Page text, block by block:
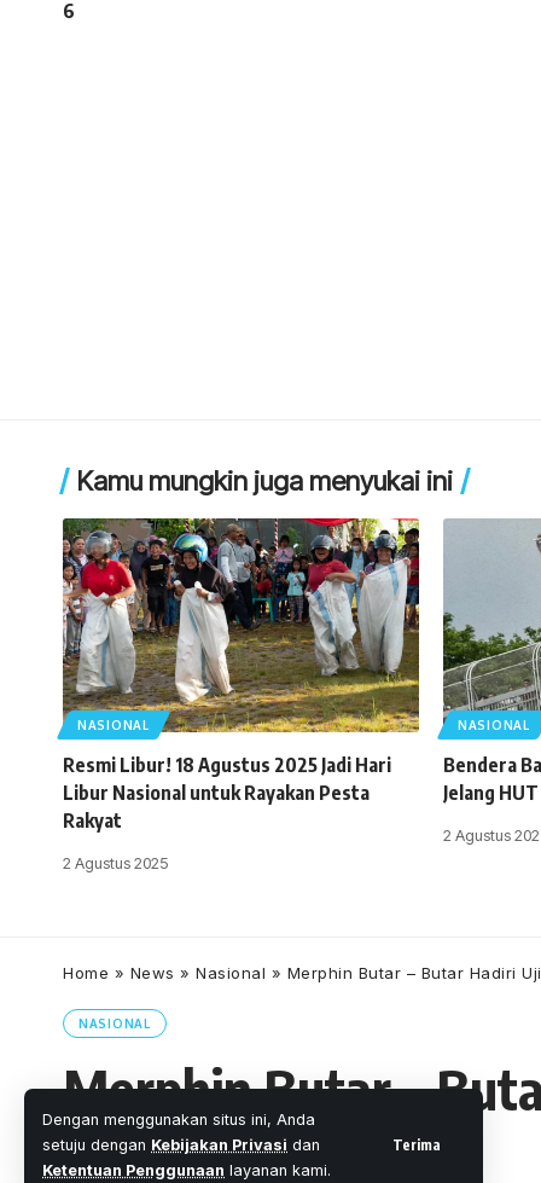
Dengan menggunakan situs ini, Anda
setuju dengan Kebijakan Privasi dan
Ketentuan Penggunaan layanan kami.
Terima
Kamu mungkin juga menyukai ini
NASIONAL
Resmi Libur! 18 Agustus 2025 Jadi Hari
Libur Nasional untuk Rayakan Pesta
Rakyat
2 Agustus 2025
NASIONAL
Bendera
Jelang
2 Agustus
Home » News » Nasional » Merphin Butar – Butar Hadiri
NASIONAL
Merphin Butar –
Porsea